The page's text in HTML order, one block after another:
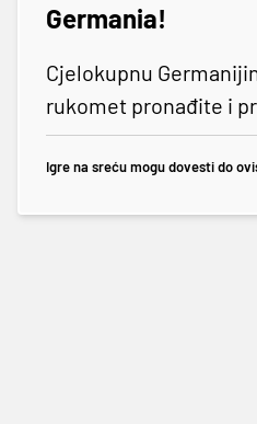
Germania!
Cjelokupnu
rukomet pronađite i
Igre na sreću mogu dovesti do